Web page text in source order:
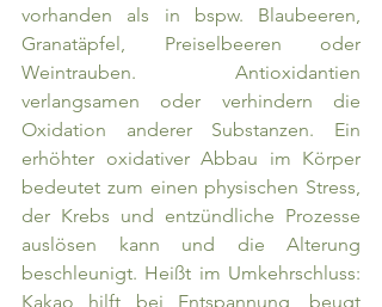
vorhanden als in bspw. Blaubeeren,
Granatäpfel, Preiselbeeren oder
Weintrauben. Antioxidantien
verlangsamen oder verhindern die
Oxidation anderer Substanzen. Ein
erhöhter oxidativer Abbau im Körper
bedeutet zum einen physischen Stress,
der Krebs und entzündliche Prozesse
auslösen kann und die Alterung
beschleunigt. Heißt im Umkehrschluss:
Kakao hilft bei Entspannung, beugt